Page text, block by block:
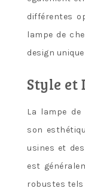
différentes
lampe de
design
Style
La lampe
son
usines et
est
robustes tels